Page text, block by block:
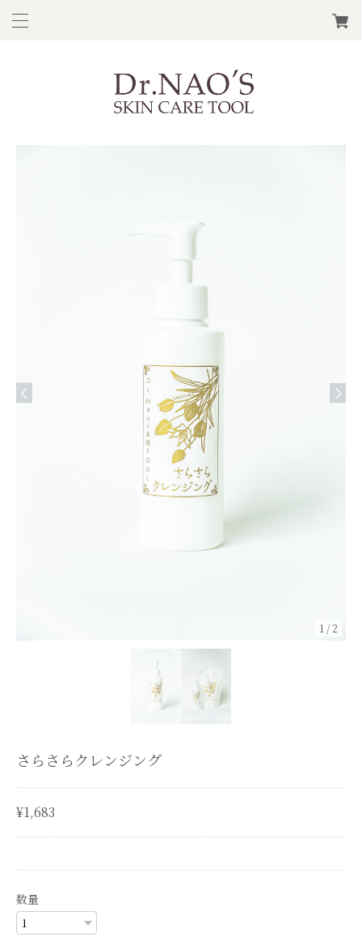
1 / 2
さらさらクレンジング
¥1,683
数量